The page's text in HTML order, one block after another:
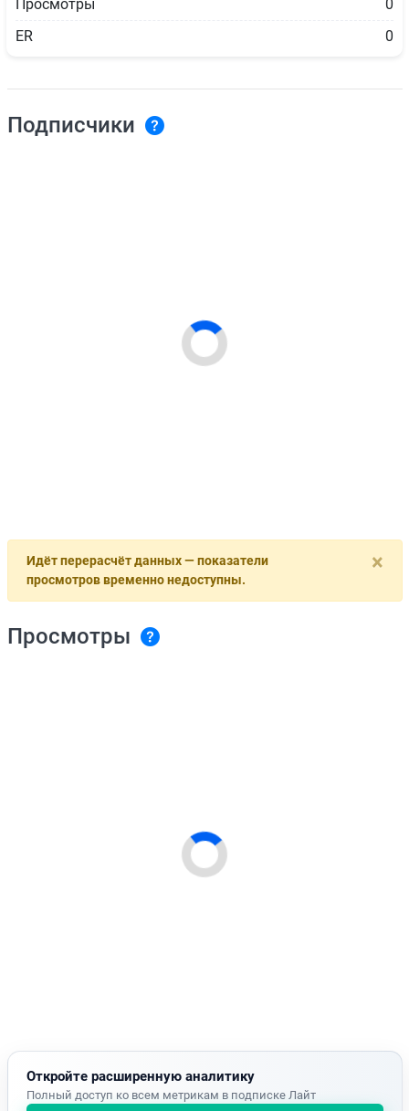
Просмотры
0
ER
0
Подписчики
×
Идёт перерасчёт данных — показатели
просмотров временно недоступны.
Просмотры
Откройте расширенную аналитику
Полный доступ ко всем метрикам в подписке Лайт